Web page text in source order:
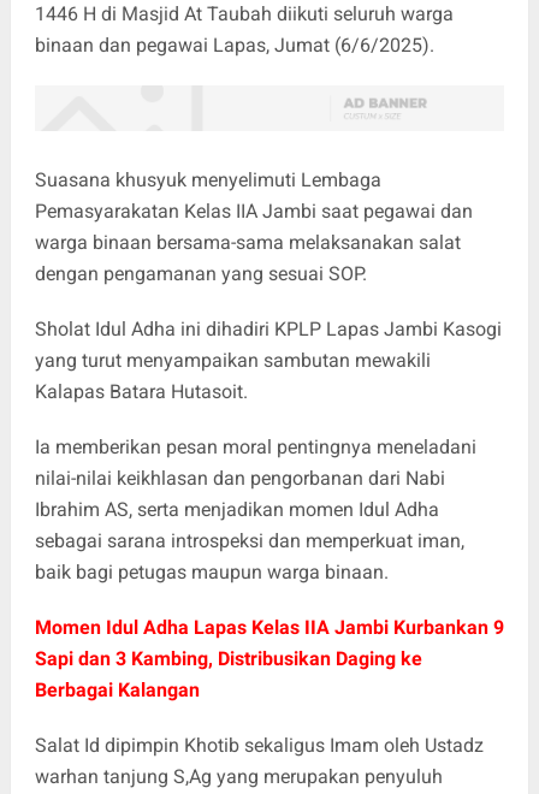
1446 H di Masjid At Taubah diikuti seluruh warga
binaan dan pegawai Lapas, Jumat (6/6/2025).
Suasana khusyuk menyelimuti Lembaga
Pemasyarakatan Kelas IIA Jambi saat pegawai dan
warga binaan bersama-sama melaksanakan salat
dengan pengamanan yang sesuai SOP.
Sholat Idul Adha ini dihadiri KPLP Lapas Jambi Kasogi
yang turut menyampaikan sambutan mewakili
Kalapas Batara Hutasoit.
Ia memberikan pesan moral pentingnya meneladani
nilai-nilai keikhlasan dan pengorbanan dari Nabi
Ibrahim AS, serta menjadikan momen Idul Adha
sebagai sarana introspeksi dan memperkuat iman,
baik bagi petugas maupun warga binaan.
Momen Idul Adha Lapas Kelas IIA Jambi Kurbankan 9
Sapi dan 3 Kambing, Distribusikan Daging ke
Berbagai Kalangan
Salat Id dipimpin Khotib sekaligus Imam oleh Ustadz
warhan tanjung S,Ag yang merupakan penyuluh